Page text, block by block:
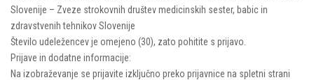
Slovenije – Zveze strokovnih društev medicinskih sester, babic in
zdravstvenih tehnikov Slovenije
Število udeležencev je omejeno (30), zato pohitite s prijavo.
Prijave in dodatne informacije:
Na izobraževanje se prijavite izključno preko prijavnice na spletni strani